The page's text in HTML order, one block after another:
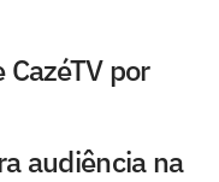
por
audiência na